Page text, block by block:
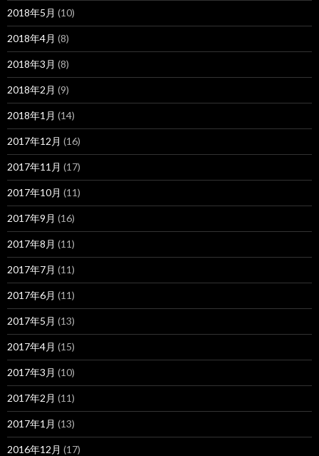
2018年5月 (10)
2018年4月 (8)
2018年3月 (8)
2018年2月 (9)
2018年1月 (14)
2017年12月 (16)
2017年11月 (17)
2017年10月 (11)
2017年9月 (16)
2017年8月 (11)
2017年7月 (11)
2017年6月 (11)
2017年5月 (13)
2017年4月 (15)
2017年3月 (10)
2017年2月 (11)
2017年1月 (13)
2016年12月 (17)